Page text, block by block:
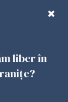
Declarație de
accesibilitate
liber în